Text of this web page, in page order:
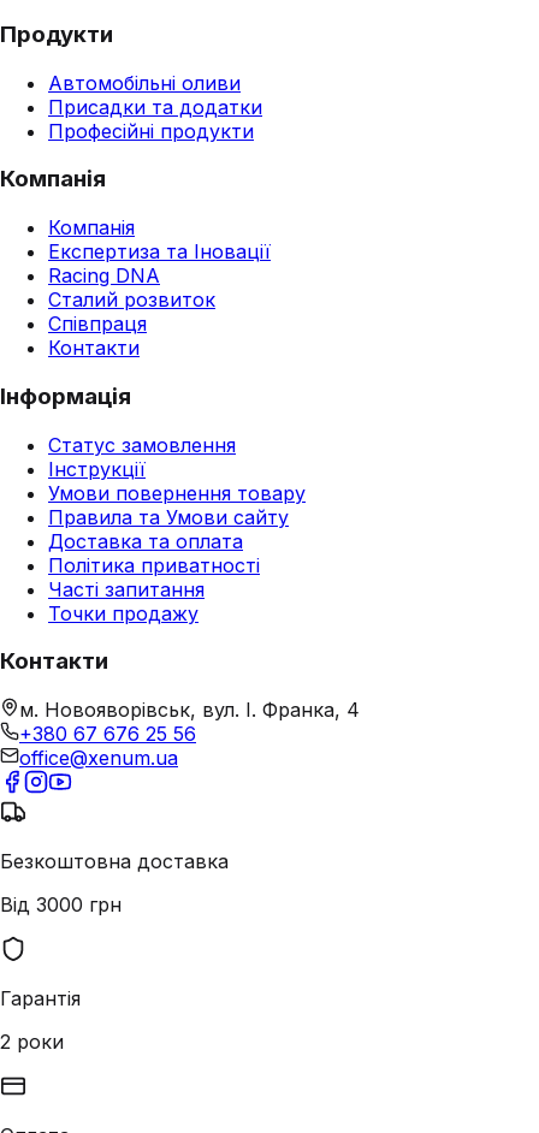
Продукти
Автомобільні оливи
Присадки та додатки
Професійні продукти
Компанія
Компанія
Експертиза та Іновації
Racing DNA
Сталий розвиток
Співпраця
Контакти
Інформація
Статус замовлення
Інструкції
Умови повернення товару
Правила та Умови сайту
Доставка та оплата
Політика приватності
Часті запитання
Точки продажу
Контакти
м. Новояворівськ, вул. І. Франка, 4
+380 67 676 25 56
office@xenum.ua
Безкоштовна доставка
Від 3000 грн
Гарантія
2 роки